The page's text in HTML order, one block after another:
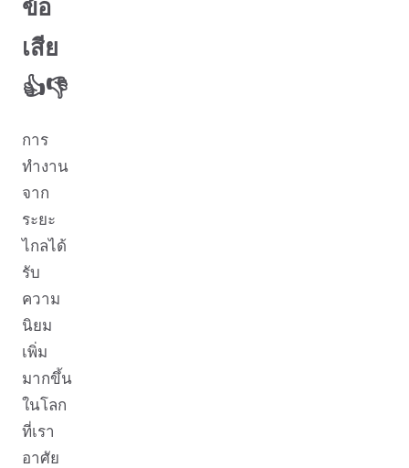
ข้อ
เสีย
👍👎
การ
ทำงาน
จาก
ระยะ
ไกลได้
รับ
ความ
นิยม
เพิ่ม
มากขึ้น
ในโลก
ที่เรา
อาศัย